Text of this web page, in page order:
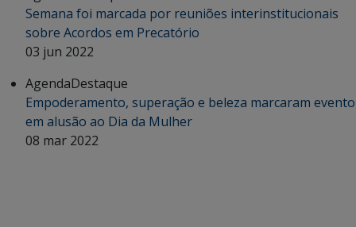
Semana foi marcada por reuniões interinstitucionais
sobre Acordos em Precatório
03 jun 2022
AgendaDestaque
Empoderamento, superação e beleza marcaram evento
em alusão ao Dia da Mulher
08 mar 2022